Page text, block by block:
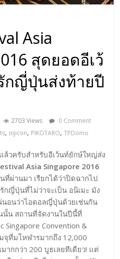
Asia
สุดยอดอีเว้
กญี่ปุ่นส่งท้ายปี
2703 Views
0 Comment
, nijicon, PIKOTARO,TPDomo
ล้วครับสำหรับอีเว้นท์ยักษ์ใหญ่ส่ง
Asia Singapore 2016
ที่ผ่านมา เรียกได้ว่าปิดฉากไป
กญี่ปุ่นที่ไม่ว่าจะเป็น อนิเมะ มัง
นอนว่าไอดอลญี่ปุ่นด้วยเช่นกัน
นั้น สถานที่จัดงานในปีนี้ที่
Singapore Convention &
จุที่มโหฬารมากถึง 12,000
ากกว่า 200 บูธเลยทีเดียว! แต่